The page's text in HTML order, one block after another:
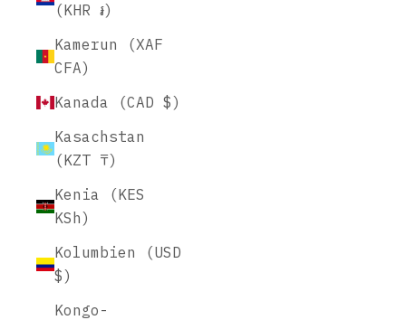
(KHR ៛)
Kamerun (XAF
CFA)
Kanada (CAD $)
Kasachstan
(KZT ₸)
Kenia (KES
KSh)
Kolumbien (USD
$)
Kongo-